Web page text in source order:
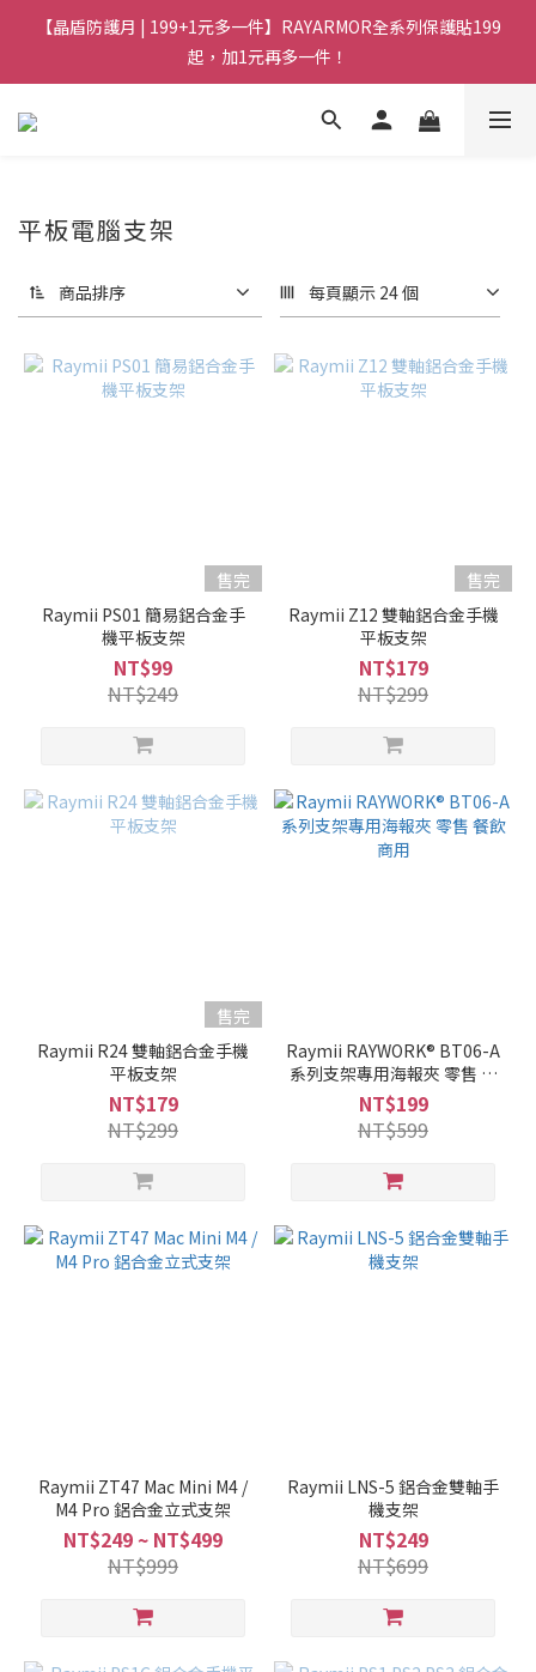
【晶盾防護月 | 199+1元多一件】RAYARMOR全系列保護貼199
起，加1元再多一件！
平板電腦支架
商品排序 每頁顯示 24 個
售完
Raymii PS01 簡易鋁合金手
機平板支架
NT$99
NT$249
售完
Raymii Z12 雙軸鋁合金手機
平板支架
NT$179
NT$299
售完
Raymii R24 雙軸鋁合金手機
平板支架
NT$179
NT$299
Raymii RAYWORK® BT06-A
系列支架專用海報夾 零售 餐
飲 商用
NT$199
NT$599
Raymii ZT47 Mac Mini M4 /
M4 Pro 鋁合金立式支架
NT$249 ~ NT$499
NT$999
Raymii LNS-5 鋁合金雙軸手
機支架
NT$249
NT$699